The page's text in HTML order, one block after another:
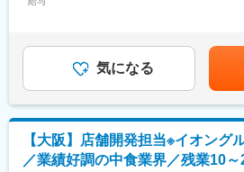
変更の範囲：会社の定める業務
ています。
・CREWにとって最適な店舗環境を
す。
・楽天モバイルショップ事業の拡大
の修繕・設備管理を安定かつ効率的
ております。
給与は経験、能力、スキル等を考慮
す。■昇給：年2回（1月・7月）■賞
はあくまでも目安の金額であり、選
あります。月給(月額)は固定手当を含
気になる
【大阪】店舗開発担当※イオング
／業績好調の中食業界／残業10